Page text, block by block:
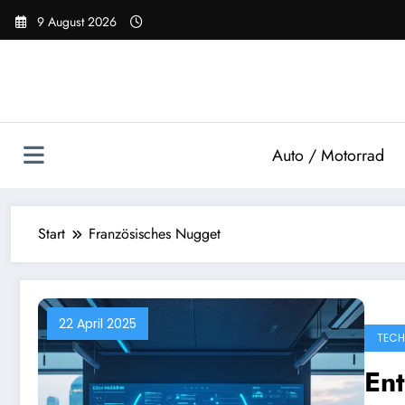
Zum
Inhalt
9 August 2026
Auto / Motorrad
Start Französisches Nugget
22 April 2025